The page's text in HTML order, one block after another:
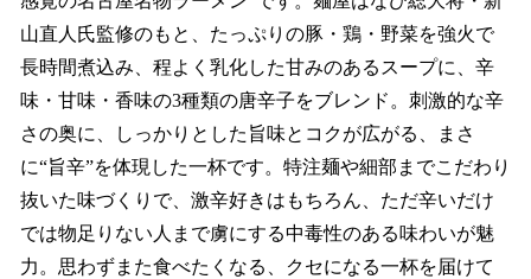
山直人氏監修のもと、たっぷりの豚・鶏・野菜を強火で
長時間煮込み、程よく乳化した甘みのあるスープに、辛
味・甘味・香味の3種類の唐辛子をブレンド。刺激的な辛
さの奥に、しっかりとした旨味とコクが広がる、まさ
に“旨辛”を体現した一杯です。特注麺や細部までこだわり
抜いた味づくりで、激辛好きはもちろん、ただ辛いだけ
では物足りない人まで虜にする中毒性のある味わいが魅
力。思わずまた食べたくなる、クセになる一杯を届けて